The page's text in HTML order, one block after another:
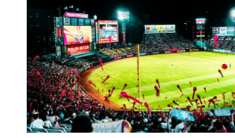
e
b
o
o
k
er